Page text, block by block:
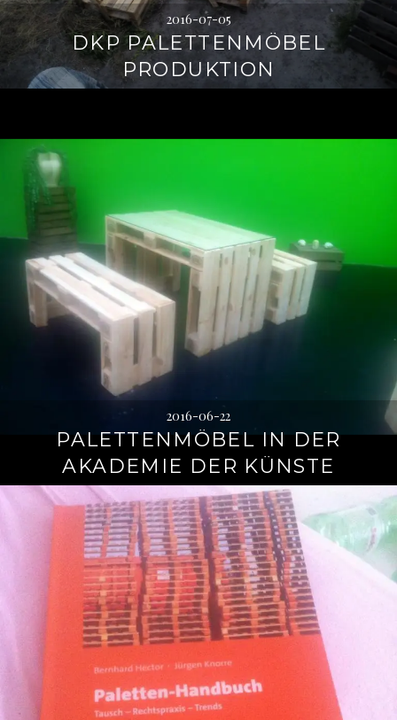
2016-07-05
DKP PALETTENMÖBEL
PRODUKTION
2016-06-22
PALETTENMÖBEL IN DER
AKADEMIE DER KÜNSTE